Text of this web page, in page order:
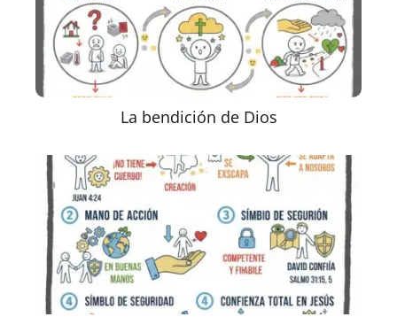
La bendición de Dios